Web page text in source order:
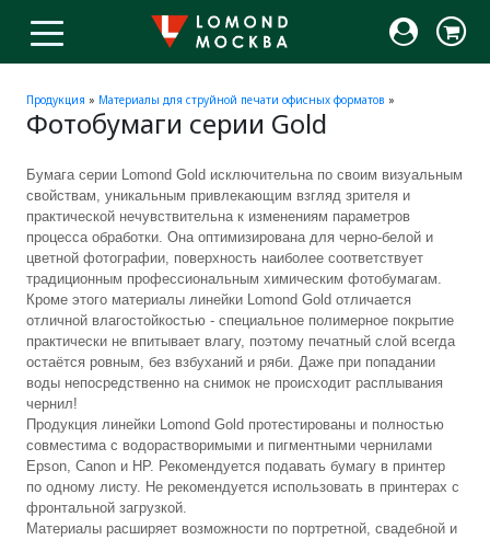
Продукция » Материалы для струйной печати офисных форматов »
Фотобумаги серии Gold
Бумага серии Lomond Gold исключительна по своим визуальным
свойствам, уникальным привлекающим взгляд зрителя и
практической нечувствительна к изменениям параметров
процесса обработки. Она оптимизирована для черно-белой и
цветной фотографии, поверхность наиболее соответствует
традиционным профессиональным химическим фотобумагам.
Кроме этого материалы линейки Lomond Gold отличается
отличной влагостойкостью - специальное полимерное покрытие
практически не впитывает влагу, поэтому печатный слой всегда
остаётся ровным, без взбуханий и ряби. Даже при попадании
воды непосредственно на снимок не происходит расплывания
чернил!
Продукция линейки Lomond Gold протестированы и полностью
совместима с водорастворимыми и пигментными чернилами
Epson, Canon и HP. Рекомендуется подавать бумагу в принтер
по одному листу. Не рекомендуется использовать в принтерах с
фронтальной загрузкой.
Материалы расширяет возможности по портретной, свадебной и